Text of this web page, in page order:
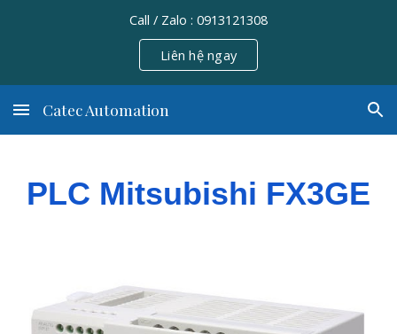
Call / Zalo : 0913121308
Liên hệ ngay
Catec Automation
PLC Mitsubishi FX3GE